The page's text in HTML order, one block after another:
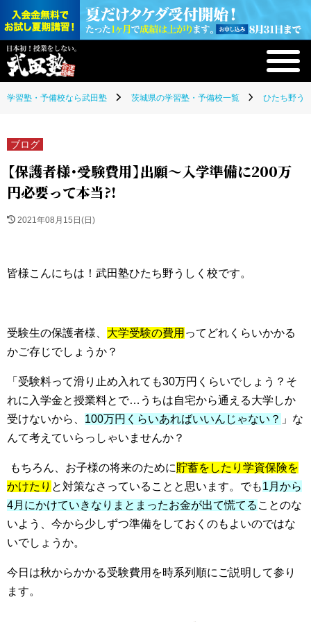
学習塾・予備校なら武田塾 茨城県の学習塾・予備校一覧 ひたち野う
ブログ
【保護者様･受験費用】出願～入学準備に200万
円必要って本当?!
2021年08月15日(日)
皆様こんにちは！武田塾ひたち野うしく校です。
受験生の保護者様、 大学受験の費用 ってどれくらいかかる
かご存じでしょうか？
「受験料って滑り止め入れても30万円くらいでしょう？そ
れに入学金と授業料とで…うちは自宅から通える大学しか
受けないから、 100万円くらいあればいいんじゃない？ 」な
んて考えていらっしゃいませんか？
もちろん、お子様の将来のために貯蓄をしたり学資保険を
かけたり と対策なさっていることと思います。でも1月から
4月にかけていきなりまとまったお金が出て慌てる ことのな
いよう、今から少しずつ準備をしておくのもよいのではな
いでしょうか。
今日は秋からかかる受験費用を時系列順にご説明して参り
ます。